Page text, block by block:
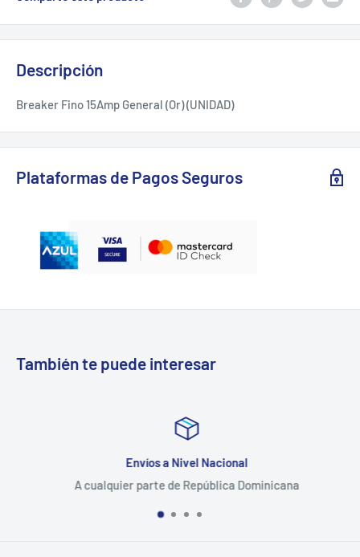
Descripción
Breaker Fino 15Amp General (Or) (UNIDAD)
Plataformas de Pagos Seguros
También te puede interesar
Envíos a Nivel Nacional
A cualquier parte de República Dominicana